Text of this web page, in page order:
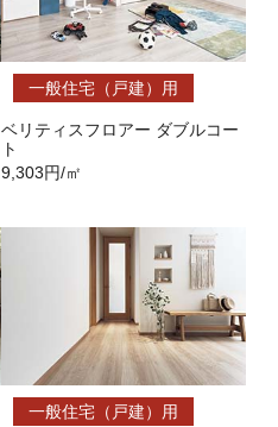
一般住宅（戸建）用
ベリティスフロアー ダブルコー
ト
9,303円/㎡
一般住宅（戸建）用